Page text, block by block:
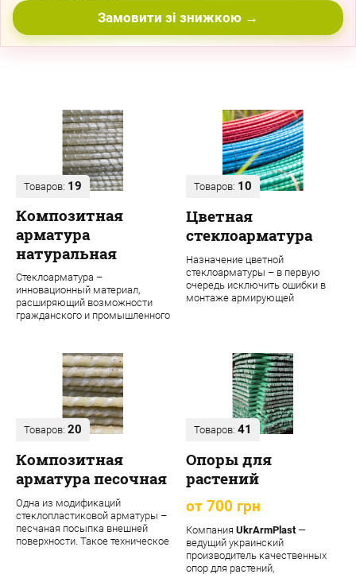
Замовити зі знижкою →
Товаров: 19
Композитная
арматура
натуральная
Стеклоарматура –
инновационный материал,
расширяющий возможности
гражданского и промышленного
Товаров: 10
Цветная
стеклоарматура
Назначение цветной
стеклоарматуры – в первую
очередь исключить ошибки в
монтаже армирующей
Товаров: 20
Композитная
арматура песочная
Одна из модификаций
стеклопластиковой арматуры –
песчаная посыпка внешней
поверхности. Такое техническое
Товаров: 41
Опоры для
растений
от 700 грн
Компания UkrArmPlast—
ведущий украинский
производитель качественных
опор для растений,